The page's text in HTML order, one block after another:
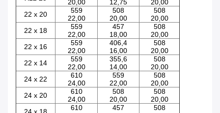
20,00
12,75
20,00
22 x 20
559
22,00
508
20,00
508
20,00
22 x 18
559
22,00
457
18,00
508
20,00
22 x 16
559
22,00
406,4
16,00
508
20,00
22 x 14
559
22,00
355,6
14,00
508
20,00
24 x 22
610
24,00
559
22,00
508
20,00
24 x 20
610
24,00
508
20,00
508
20,00
24 x 18
610
457
508